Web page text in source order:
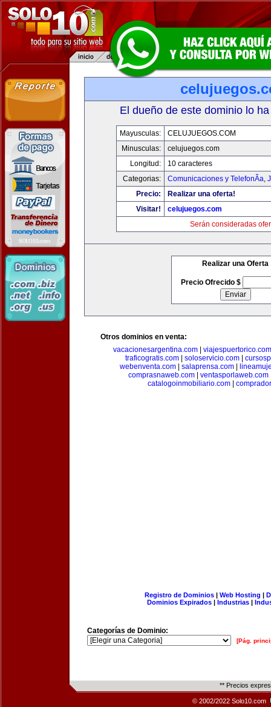
El dueño de este dominio lo
Mayusculas:
CELUJUEGOS.COM
Minusculas:
celujuegos.com
Longitud:
10 caracteres
Categorias:
Comunicaciones y TelefonÃ­a,
Precio:
Realizar una oferta!
Visitar!
celujuegos.com
Serán consideradas
Realizar una Oferta
Precio Ofrecido $
Otros dominios en venta:
vacacionesargentina.com
viajespuertorico.com
traficogratis.com| soloservicio.com|
webenventa.com
salaprensa.com
comprasnaweb.com
ventasporlaweb.com
catalogoinmobiliario.com|
Registro de Dominios| Web Hosting |
Dominios Expirados | Industrias |
Categorías de Dominio:
[Pág.
** Precios
© 2002/2022 Solo10.com